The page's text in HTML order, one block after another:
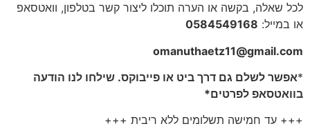
לכל שאלה, בקשה או הערה תוכלו ליצור קשר בטלפון, וואטסאפ
או במייל: 0584549168
omanuthaetz11@gmail.com
*אפשר לשלם גם דרך ביט או פייבוקס. שילחו לנו הודעה
בוואטסאפ לפרטים*
+++ עד חמישה תשלומים ללא ריבית +++